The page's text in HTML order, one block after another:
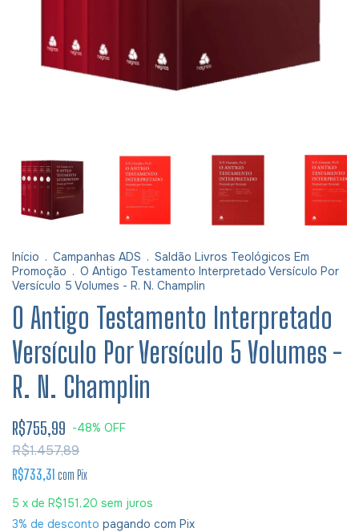
Início . Campanhas ADS . Saldão Livros Teológicos Em
Promoção . O Antigo Testamento Interpretado Versículo Por
Versículo 5 Volumes - R. N. Champlin
O Antigo Testamento Interpretado
Versículo Por Versículo 5 Volumes -
R. N. Champlin
R$755,99 -48% OFF
R$1.457,89
R$733,31 com Pix
5 x de R$151,20 sem juros
3% de desconto pagando com Pix